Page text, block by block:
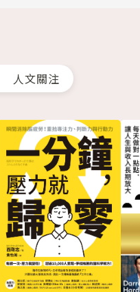
人文關注